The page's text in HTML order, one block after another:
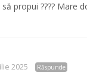
propui ???? Mare
2025 Răspunde